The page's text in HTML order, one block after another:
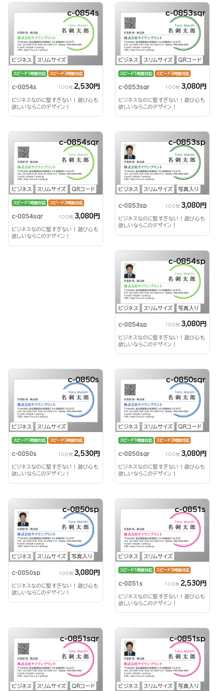
ビジネス スリムサイズ
c-0854s
スピード1時間対応 スピード3時間対応
c-0854s 100枚 2,530円
ビジネスなのに堅すぎない！遊び心も
欲しいならこのデザイン！
ビジネス スリムサイズ QRコード
c-0853sqr
スピード1時間対応 スピード3時間対応
c-0853sqr 100枚 3,080円
ビジネスなのに堅すぎない！遊び心も
欲しいならこのデザイン！
ビジネス スリムサイズ QRコード
c-0854sqr
スピード1時間対応 スピード3時間対応
c-0854sqr 100枚 3,080円
ビジネスなのに堅すぎない！遊び心も
欲しいならこのデザイン！
ビジネス スリムサイズ 写真入り
c-0853sp
c-0853sp 100枚 3,080円
ビジネスなのに堅すぎない！遊び心も
欲しいならこのデザイン！
ビジネス スリムサイズ 写真入り
c-0854sp
c-0854sp 100枚 3,080円
ビジネスなのに堅すぎない！遊び心も
欲しいならこのデザイン！
ビジネス スリムサイズ
c-0850s
スピード1時間対応 スピード3時間対応
c-0850s 100枚 2,530円
ビジネスなのに堅すぎない！遊び心も
欲しいならこのデザイン！
ビジネス スリムサイズ QRコード
c-0850sqr
スピード1時間対応 スピード3時間対応
c-0850sqr 100枚 3,080円
ビジネスなのに堅すぎない！遊び心も
欲しいならこのデザイン！
ビジネス スリムサイズ 写真入り
c-0850sp
c-0850sp 100枚 3,080円
ビジネスなのに堅すぎない！遊び心も
欲しいならこのデザイン！
ビジネス スリムサイズ
c-0851s
スピード1時間対応 スピード3時間対応
c-0851s 100枚 2,530円
ビジネスなのに堅すぎない！遊び心も
欲しいならこのデザイン！
ビジネス スリムサイズ QRコード
c-0851sqr
ビジネス スリムサイズ 写真入り
c-0851sp